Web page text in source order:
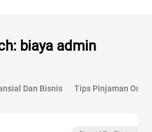
biaya admin
Dan Bisnis Tips Pinjaman